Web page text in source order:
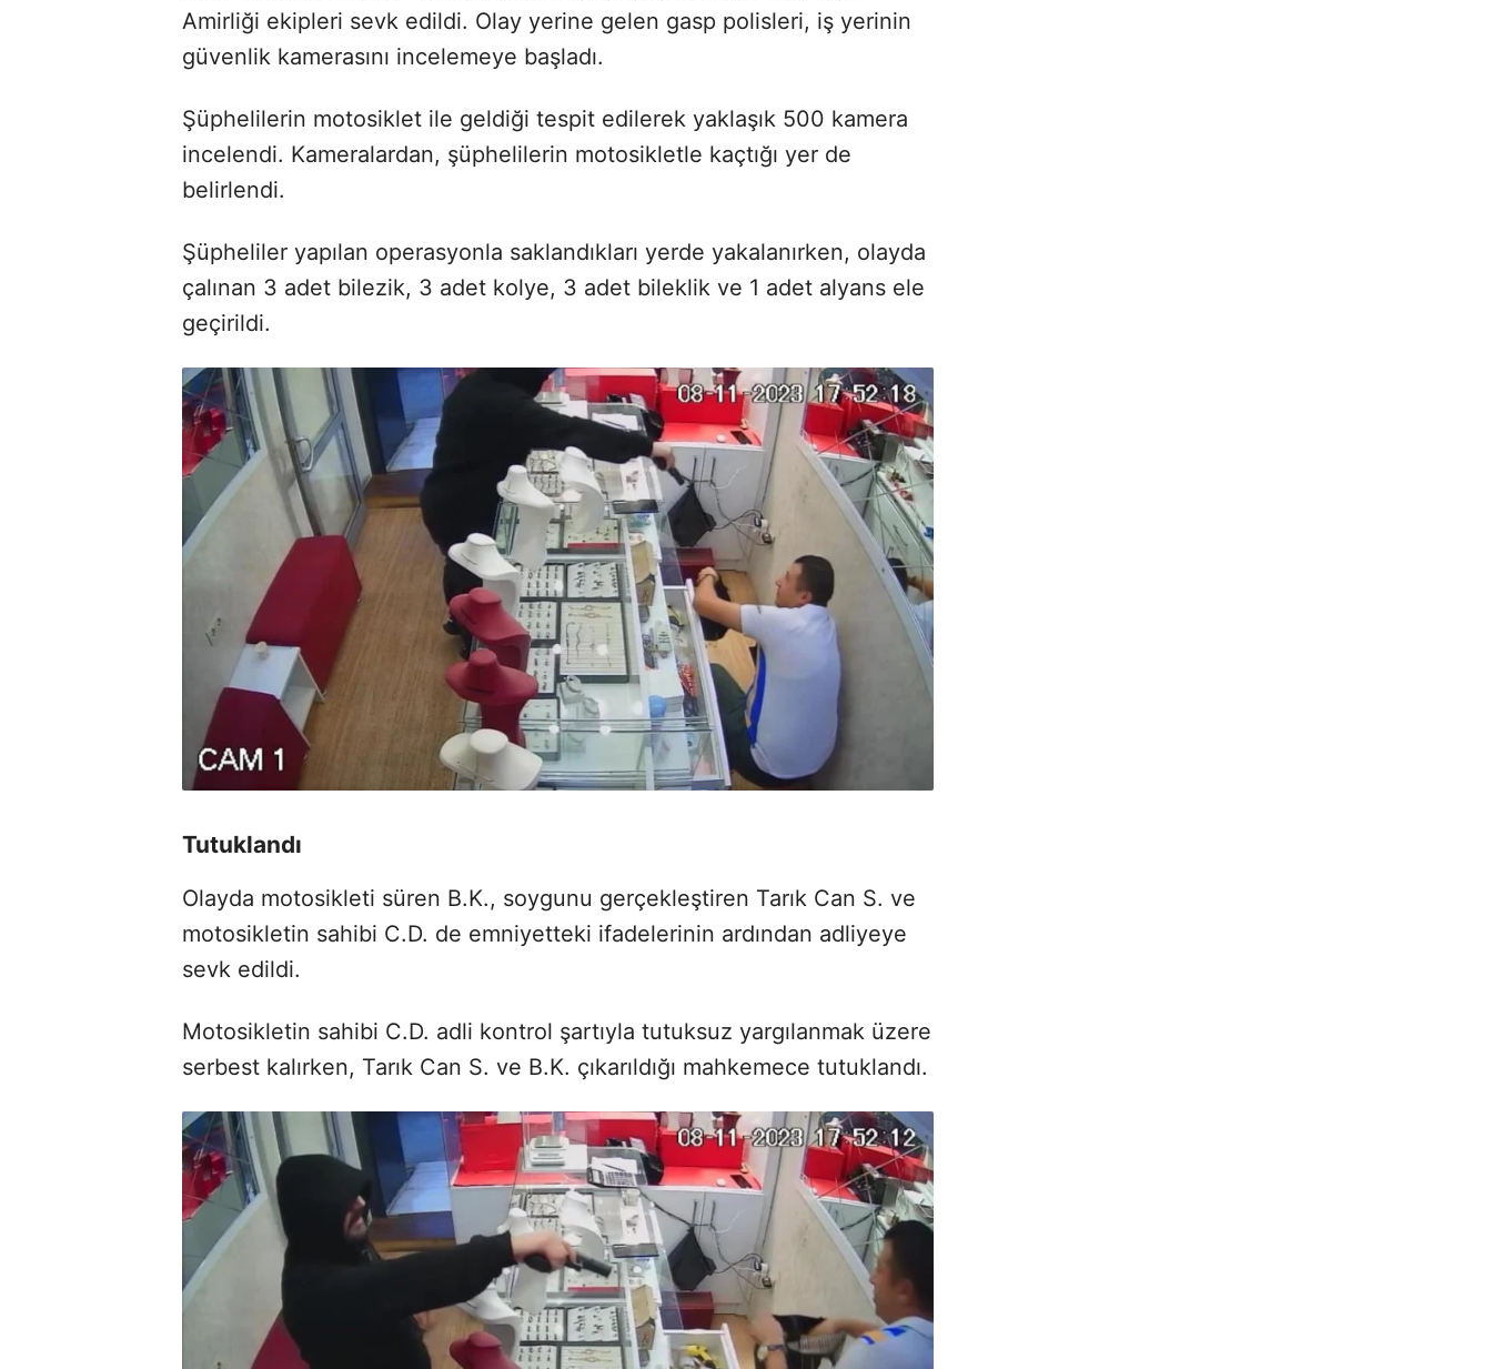
Amirliği ekipleri sevk edildi. Olay yerine gelen gasp polisleri, iş yerinin
güvenlik kamerasını incelemeye başladı.
Şüphelilerin motosiklet ile geldiği tespit edilerek yaklaşık 500 kamera
incelendi. Kameralardan, şüphelilerin motosikletle kaçtığı yer de
belirlendi.
Şüpheliler yapılan operasyonla saklandıkları yerde yakalanırken, olayda
çalınan 3 adet bilezik, 3 adet kolye, 3 adet bileklik ve 1 adet alyans ele
geçirildi.
Tutuklandı
Olayda motosikleti süren B.K., soygunu gerçekleştiren Tarık Can S. ve
motosikletin sahibi C.D. de emniyetteki ifadelerinin ardından adliyeye
sevk edildi.
Motosikletin sahibi C.D. adli kontrol şartıyla tutuksuz yargılanmak üzere
serbest kalırken, Tarık Can S. ve B.K. çıkarıldığı mahkemece tutuklandı.